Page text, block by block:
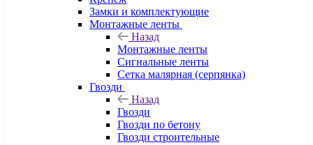
Замки и комплектующие
Монтажные ленты
Назад
Монтажные ленты
Сигнальные ленты
Сетка малярная (серпянка)
Гвозди
Назад
Гвозди
Гвозди по бетону
Гвозди строительные